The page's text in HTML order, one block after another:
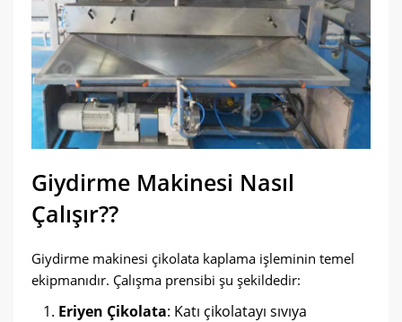
Giydirme Makinesi Nasıl
Çalışır??
Giydirme makinesi çikolata kaplama işleminin temel
ekipmanıdır. Çalışma prensibi şu şekildedir:
Eriyen Çikolata: Katı çikolatayı sıvıya